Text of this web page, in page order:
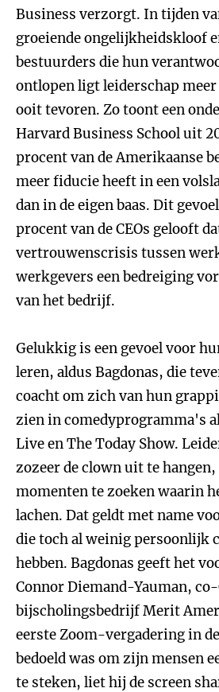
Business verzorgt. In tijden
groeiende ongelijkheidskloof
bestuurders die hun
ontlopen ligt leiderschap
ooit tevoren. Zo toont een
Harvard Business School uit
procent van de Amerikaanse
meer fiducie heeft in een
dan in de eigen baas. Dit
procent van de CEOs gelooft
vertrouwenscrisis tussen
werkgevers een bedreiging
van het bedrijf.
Gelukkig is een gevoel voor
leren, aldus Bagdonas, die
coacht om zich van hun
zien in comedyprogramma's
Live en The Today Show.
zozeer de clown uit te
momenten te zoeken waarin
lachen. Dat geldt met name
die toch al weinig persoonlijk
hebben. Bagdonas geeft het
Connor Diemand-Yauman,
bijscholingsbedrijf Merit
eerste Zoom-vergadering in
bedoeld was om zijn mensen
te steken, liet hij de screen